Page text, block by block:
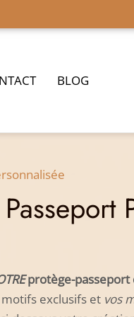
BLOG
protège-passeport
exclusifs et vos